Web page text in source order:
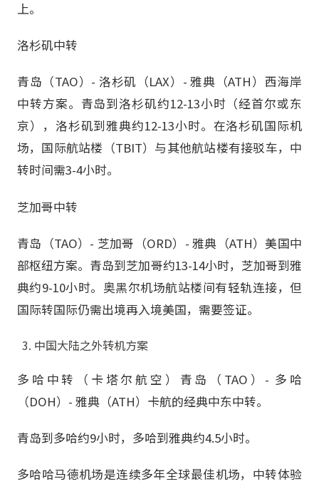
上。
洛杉矶中转
青岛（TAO）- 洛杉矶（LAX）- 雅典（ATH）西海岸
中转方案。青岛到洛杉矶约12-13小时（经首尔或东
京），洛杉矶到雅典约12-13小时。在洛杉矶国际机
场，国际航站楼（TBIT）与其他航站楼有接驳车，中
转时间需3-4小时。
芝加哥中转
青岛（TAO）- 芝加哥（ORD）- 雅典（ATH）美国中
部枢纽方案。青岛到芝加哥约13-14小时，芝加哥到雅
典约9-10小时。奥黑尔机场航站楼间有轻轨连接，但
国际转国际仍需出境再入境美国，需要签证。
中国大陆之外转机方案
多哈中转（卡塔尔航空）青岛（TAO）- 多哈
（DOH）- 雅典（ATH）卡航的经典中东中转。
青岛到多哈约9小时，多哈到雅典约4.5小时。
多哈哈马德机场是连续多年全球最佳机场，中转体验